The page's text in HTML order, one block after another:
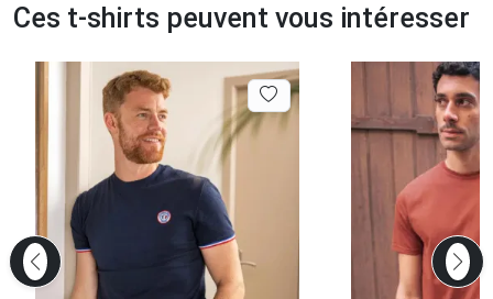
Ces t-shirts peuvent vous intéresser